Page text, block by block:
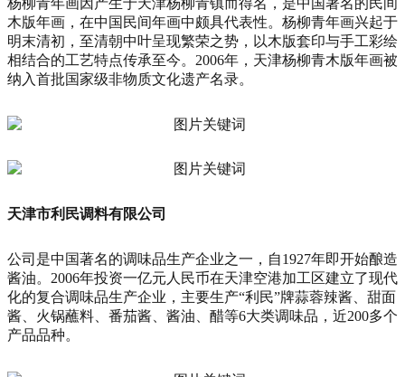
木版年画，在中国民间年画中颇具代表性。杨柳青年画兴起于
明末清初，至清朝中叶呈现繁荣之势，以木版套印与手工彩绘
相结合的工艺特点传承至今。2006年，天津杨柳青木版年画被
纳入首批国家级非物质文化遗产名录。
天津市利民调料有限公司
公司是中国著名的调味品生产企业之一，自1927年即开始酿造
酱油。2006年投资一亿元人民币在天津空港加工区建立了现代
化的复合调味品生产企业，主要生产“利民”牌蒜蓉辣酱、甜面
酱、火锅蘸料、番茄酱、酱油、醋等6大类调味品，近200多个
产品品种。